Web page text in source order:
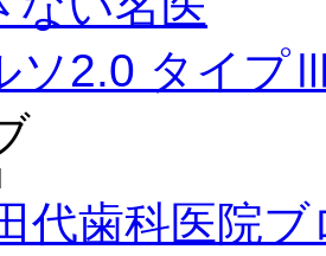
ソ2.0 タイプ
代歯科医院ブ